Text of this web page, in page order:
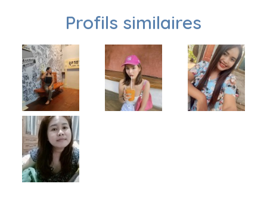
Profils similaires